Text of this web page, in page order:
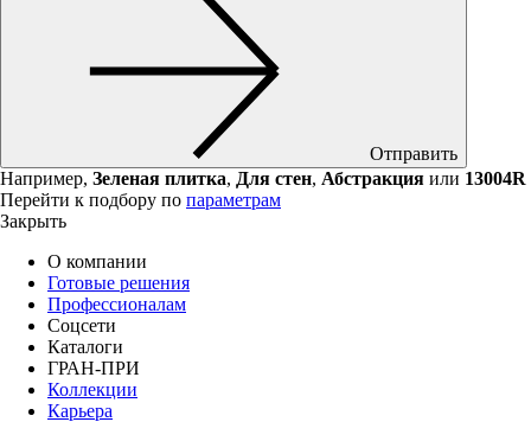
Отправить
Например, Зеленая плитка, Для стен, Абстракция или 13004R
Перейти к подбору по параметрам
Закрыть
О компании
Готовые решения
Профессионалам
Соцсети
Каталоги
ГРАН-ПРИ
Коллекции
Карьера